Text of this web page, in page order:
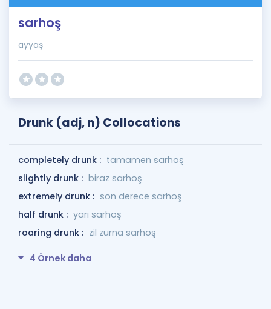
sarhoş
ayyaş
Drunk (adj, n) Collocations
completely drunk : tamamen sarhoş
slightly drunk : biraz sarhoş
extremely drunk : son derece sarhoş
half drunk : yarı sarhoş
roaring drunk : zil zurna sarhoş
4 Örnek daha